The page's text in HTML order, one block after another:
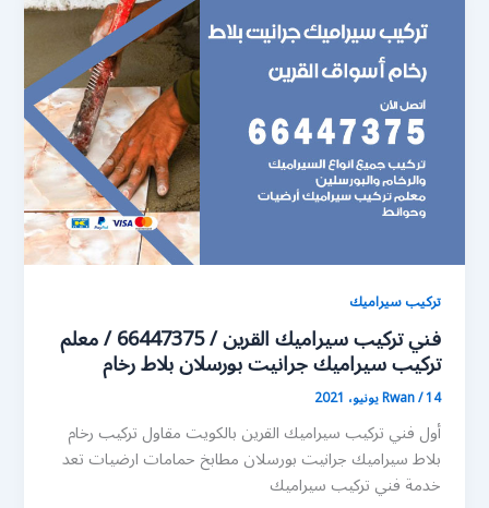
تركيب سيراميك
فني تركيب سيراميك القرين / 66447375 / معلم
تركيب سيراميك جرانيت بورسلان بلاط رخام
Rwan/14 يونيو، 2021
أول فني تركيب سيراميك القرين بالكويت مقاول تركيب رخام
بلاط سيراميك جرانيت بورسلان مطابخ حمامات ارضيات تعد
خدمة فني تركيب سيراميك